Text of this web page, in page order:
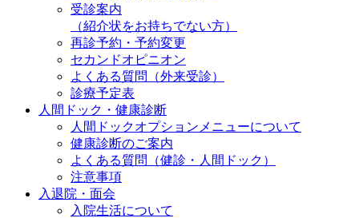
受診案内
（紹介状をお持ちでない方）
再診予約・予約変更
セカンドオピニオン
よくある質問（外来受診）
診療予定表
人間ドック・健康診断
人間ドックオプションメニューについて
健康診断のご案内
よくある質問（健診・人間ドック）
注意事項
入退院・面会
入院生活について